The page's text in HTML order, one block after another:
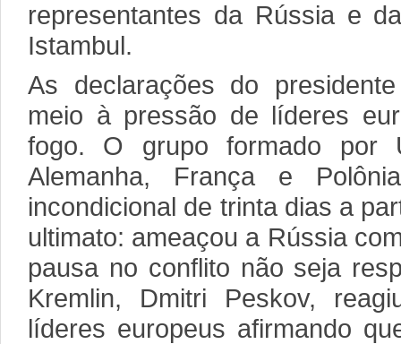
representantes da Rússia e
Istambul.
As declarações do
meio à pressão de líderes
fogo. O grupo formado por
Alemanha, França e
incondicional de trinta dias a
ultimato: ameaçou a Rússia
pausa no conflito não seja
Kremlin, Dmitri Peskov,
líderes europeus afirmando